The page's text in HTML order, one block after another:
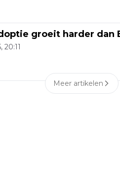
groeit harder dan
20:11
Meer artikelen